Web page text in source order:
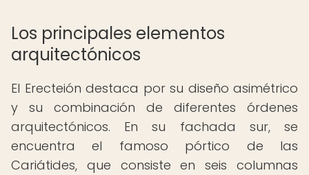
Los principales elementos
arquitectónicos
El Erecteión destaca por su diseño asimétrico
y su combinación de diferentes órdenes
arquitectónicos. En su fachada sur, se
encuentra el famoso pórtico de las
Cariátides, que consiste en seis columnas